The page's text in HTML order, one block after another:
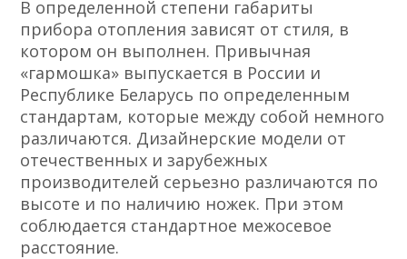
В определенной степени габариты
прибора отопления зависят от стиля, в
котором он выполнен. Привычная
«гармошка» выпускается в России и
Республике Беларусь по определенным
стандартам, которые между собой немного
различаются. Дизайнерские модели от
отечественных и зарубежных
производителей серьезно различаются по
высоте и по наличию ножек. При этом
соблюдается стандартное межосевое
расстояние.